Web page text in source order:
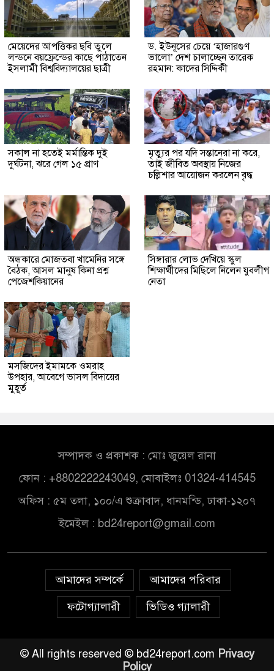
মেয়েদের আপত্তিকর ছবি তুলে
লন্ডনে বয়ফ্রেন্ডের কাছে পাঠাতেন
ইসলামী বিশ্ববিদ্যালয়ের ছাত্রী
ড. ইউনূসের চেয়ে ‘হাজারগুণ
ভালো’ দেশ চালাচ্ছেন তারেক
রহমান: কাদের সিদ্দিকী
সকাল না হতেই মর্মান্তিক দুই
দুর্ঘটনা, ঝরে গেল ১৫ প্রাণ
মৃত্যুর পর যদি সন্তানেরা না করে,
তাই জীবিত অবস্থায় নিজের
চল্লিশার আয়োজন করলেন বৃদ্ধ
অন্ধকারে মোজতবা খামেনির সঙ্গে
বৈঠক, আসল মানুষ কিনা প্রশ্ন
পেজেশকিয়ানের
সিঙ্গারার লোভ দেখিয়ে স্কুল
শিক্ষার্থীদের মিছিলে নিলেন যুবলীগ
নেতা
মসজিদের ইমামকে ওমরাহ
উপহার, আবেগে ভাসল বিদায়ের
মুহূর্ত
সম্পাদক ও প্রকাশক : মোঃ জুয়েল রানা
ফোন : +8802222243049, মোবাইলঃ 01324-414545
অফিস : ৫ম তলা, ১০০/এ শুক্রাবাদ, ধানমন্ডি, ঢাকা-১২০৭
ইমেইল : bd24report@gmail.com
আমাদের সম্পর্কে
আমাদের পরিবার
ফটোগ্যালারী
ভিডিও গ্যালারী
© All rights reserved © bd24report.com Privacy
Policy